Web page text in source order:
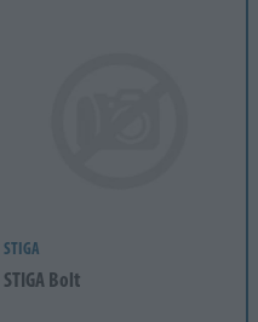
STIGA
STIGA Bolt